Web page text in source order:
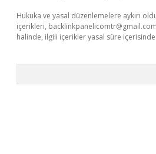
Hukuka ve yasal düzenlemelere aykırı
içerikleri, backlinkpanelicomtr@gmail.com
halinde, ilgili içerikler yasal süre içerisinde